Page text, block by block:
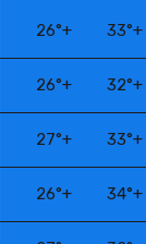
+
33°
+
26°
+
32°
+
26°
+
33°
+
27°
+
34°
+
26°